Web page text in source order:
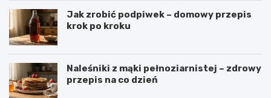
Jak zrobić podpiwek – domowy przepis
krok po kroku
Naleśniki z mąki pełnoziarnistej – zdrowy
przepis na co dzień